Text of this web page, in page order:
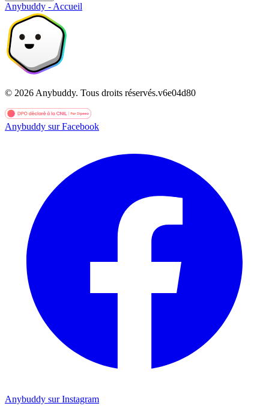
Anybuddy - Accueil
© 2026 Anybuddy. Tous droits réservés.v6e04d80
Anybuddy sur Facebook
Anybuddy sur Instagram